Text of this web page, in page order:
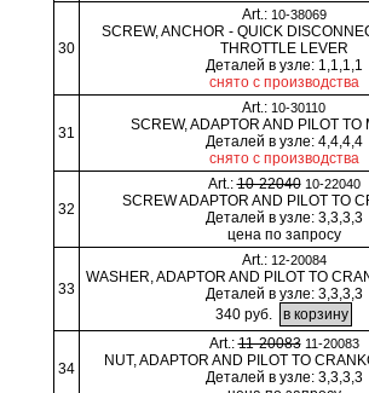
30
Art.: 10-38069
SCREW, ANCHOR - QUICK
THROTTLE LEVER
Деталей в узле: 1,1,1,1
снято с производства
31
Art.: 10-30110
SCREW, ADAPTOR AND PILOT TO
Деталей в узле: 4,4,4,4
снято с производства
32
Art.:10-22040 10-22040
SCREW ADAPTOR AND PILOT TO
Деталей в узле: 3,3,3,3
цена по запросу
33
Art.: 12-20084
WASHER, ADAPTOR AND PILOT TO
Деталей в узле: 3,3,3,3
340 руб.
34
Art.:11-20083 11-20083
NUT, ADAPTOR AND PILOT TO
Деталей в узле: 3,3,3,3